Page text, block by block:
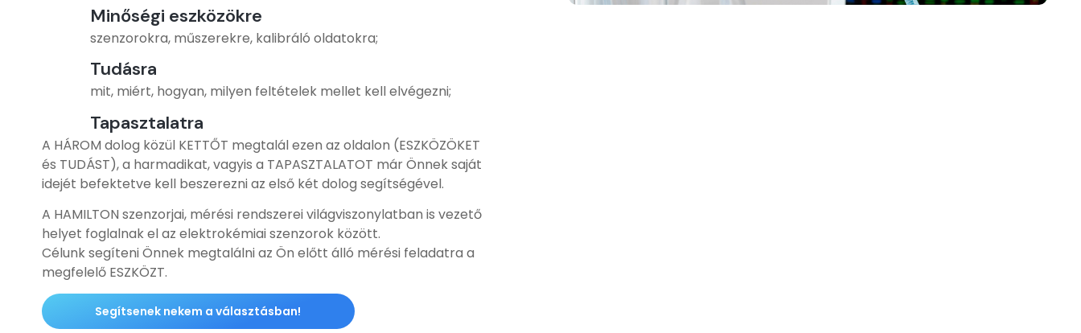
Minőségi eszközökre
szenzorokra, műszerekre, kalibráló oldatokra;
Tudásra
mit, miért, hogyan, milyen feltételek mellet kell elvégezni;
Tapasztalatra
A HÁROM dolog közül KETTŐT megtalál ezen az oldalon (ESZKÖZÖKET
és TUDÁST), a harmadikat, vagyis a TAPASZTALATOT már Önnek saját
idejét befektetve kell beszerezni az első két dolog segítségével.
A HAMILTON szenzorjai, mérési rendszerei világviszonylatban is vezető
helyet foglalnak el az elektrokémiai szenzorok között.
Célunk segíteni Önnek megtalálni az Ön előtt álló mérési feladatra a
megfelelő ESZKÖZT.
Segítsenek nekem a választásban!